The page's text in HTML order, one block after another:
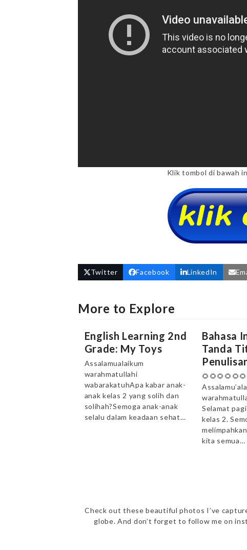
Klik tombol di bawah
Twitter Facebook LinkedIn
More to Explore
English Learning 2nd
Grade: My Toys
Assalamualaikum
warahmatullahi
wabarakatuhApa kabar anak-
anak kelas 2 yang solih dan
solihah?Semoga anak-anak
selalu dalam keadaan sehat…
Bahasa
Tanda
Selamat
kelas 2.
kita semua…
Check out these beautiful photos I’ve
globe. And don’t forget to follow me on